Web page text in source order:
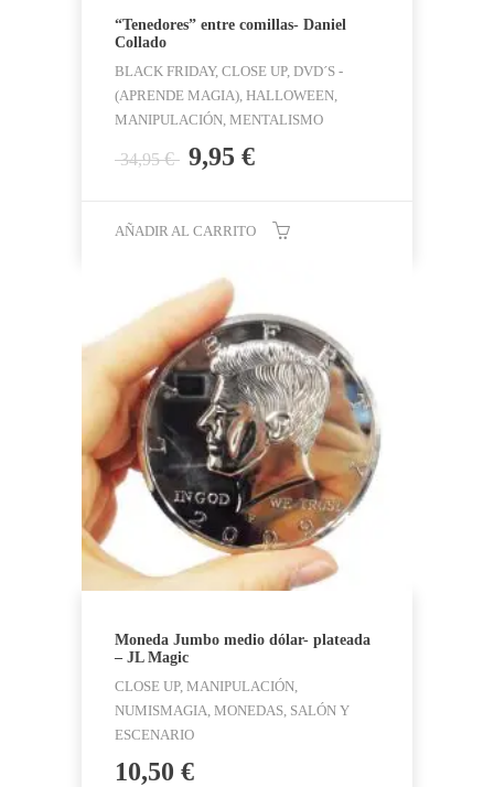
“Tenedores” entre comillas- Daniel
Collado
BLACK FRIDAY, CLOSE UP, DVD´S -
(APRENDE MAGIA), HALLOWEEN,
MANIPULACIÓN, MENTALISMO
34,95€
El
era:
9,95 €El
es:
AÑADIR AL CARRITO
Moneda Jumbo medio dólar- plateada
– JL Magic
CLOSE UP, MANIPULACIÓN,
NUMISMAGIA, MONEDAS, SALÓN Y
ESCENARIO
10,50 €